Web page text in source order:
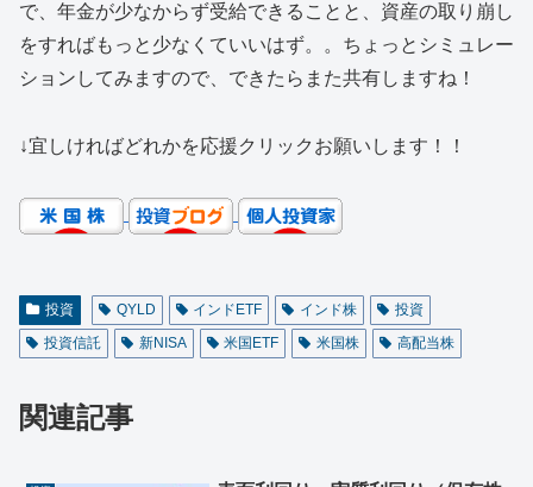
で、年金が少なからず受給できることと、資産の取り崩し
をすればもっと少なくていいはず。。ちょっとシミュレー
ションしてみますので、できたらまた共有しますね！
↓宜しければどれかを応援クリックお願いします！！
投資 QYLD インドETF インド株
投資
投資信託
新NISA 米国ETF 米国株 高配当株
関連記事